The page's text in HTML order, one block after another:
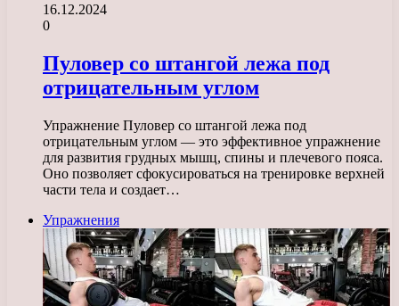
16.12.2024
0
Пуловер со штангой лежа под
отрицательным углом
Упражнение Пуловер со штангой лежа под
отрицательным углом — это эффективное упражнение
для развития грудных мышц, спины и плечевого пояса.
Оно позволяет сфокусироваться на тренировке верхней
части тела и создает…
Упражнения